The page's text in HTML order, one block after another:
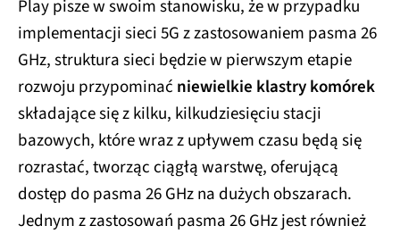
Play pisze w swoim stanowisku, że w przypadku
implementacji sieci 5G z zastosowaniem pasma 26
GHz, struktura sieci będzie w pierwszym etapie
rozwoju przypominać niewielkie klastry komórek
składające się z kilku, kilkudziesięciu stacji
bazowych, które wraz z upływem czasu będą się
rozrastać, tworząc ciągłą warstwę, oferującą
dostęp do pasma 26 GHz na dużych obszarach.
Jednym z zastosowań pasma 26 GHz jest również